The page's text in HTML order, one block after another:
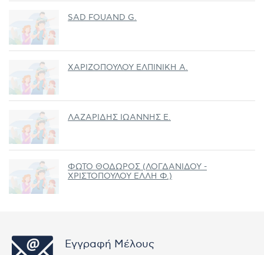
SAD FOUAND G.
ΧΑΡΙΖΟΠΟΥΛΟΥ ΕΛΠΙΝΙΚΗ Α.
ΛΑΖΑΡΙΔΗΣ ΙΩΑΝΝΗΣ Ε.
ΦΩΤΟ ΘΟΔΩΡΟΣ (ΛΟΓΔΑΝΙΔΟΥ -
ΧΡΙΣΤΟΠΟΥΛΟΥ ΕΛΛΗ Φ.)
Εγγραφή Μέλους